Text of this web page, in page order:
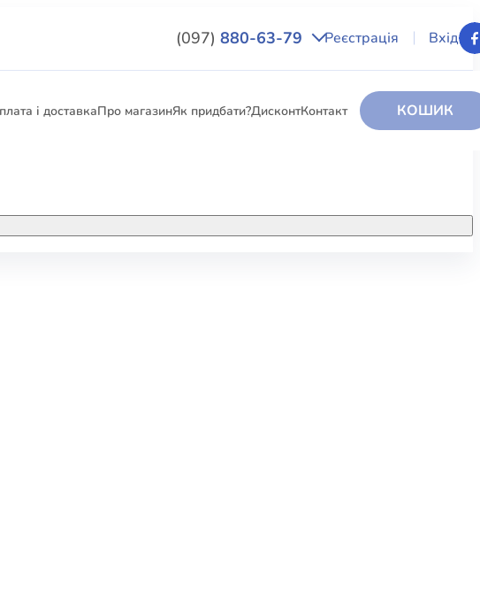
(097) 880-63-79 Реєстрація Вхід
і доставкаПро магазинЯк придбати?ДисконтКонтакт КОШИК
КНИГИ